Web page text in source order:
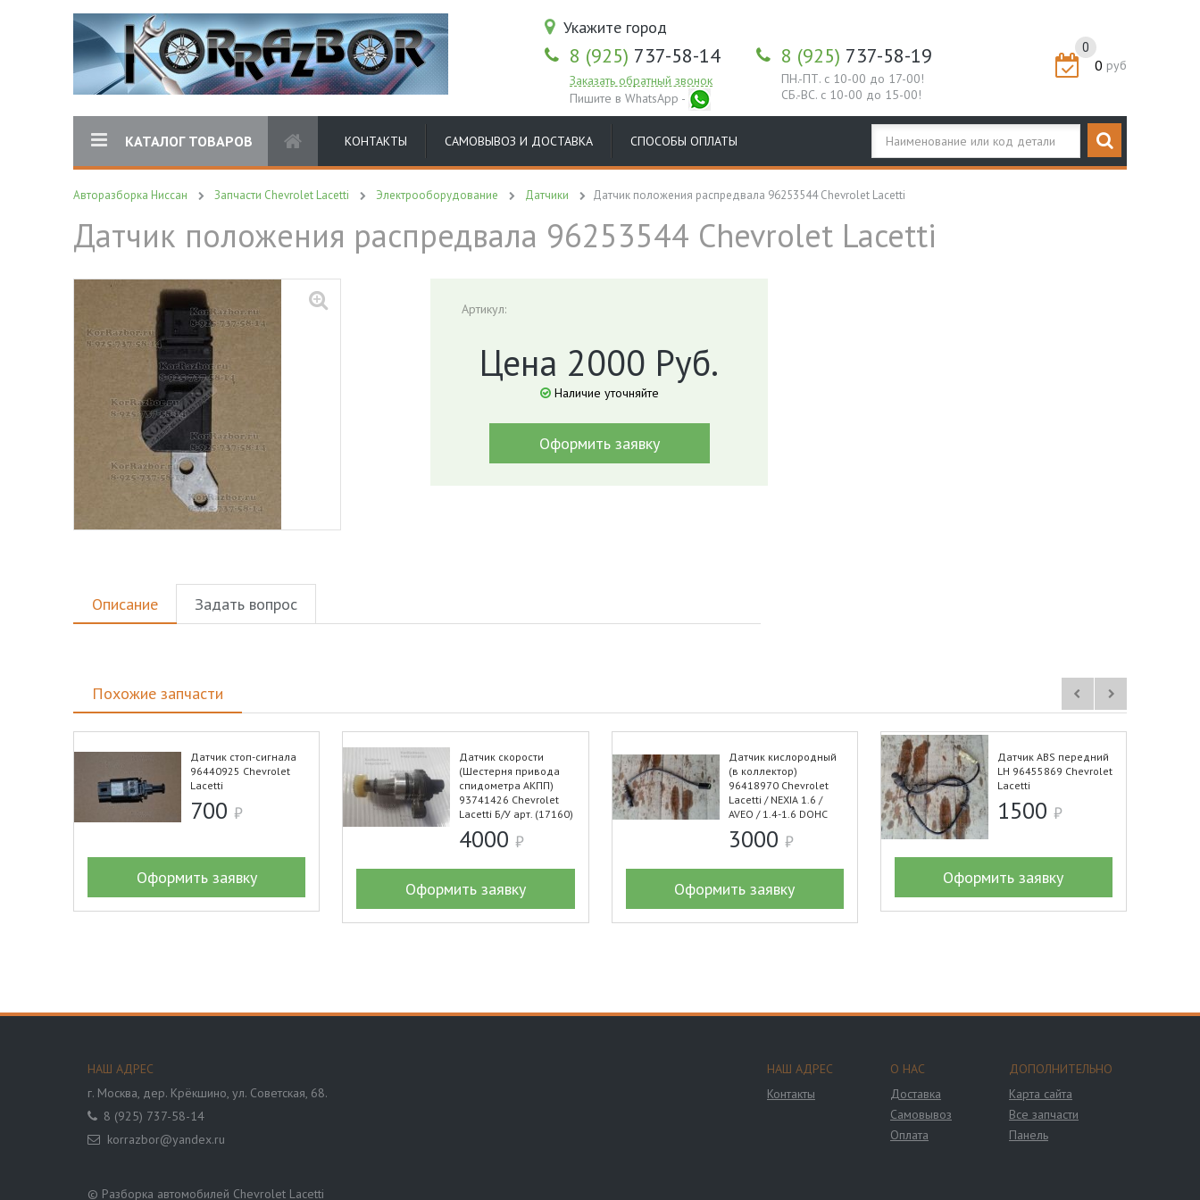
Укажите город
8 (925) 737-58-14
Заказать обратный звонок
Пишите в WhatsApp -
8 (925) 737-58-19
ПН.-ПТ. с 10-00 до 17-00!
СБ.-ВС. с 10-00 до 15-00!
0
0 руб
КАТАЛОГ ТОВАРОВ КОНТАКТЫ САМОВЫВОЗ И ДОСТАВКА СПОСОБЫ ОПЛАТЫ
Авторазборка Ниссан Запчасти Chevrolet Lacetti Электрооборудование Датчики Датчик положения распредвала 96253544 Chevrolet Lacetti
Датчик положения распредвала 96253544 Chevrolet Lacetti
Артикул:
Цена 2000 Руб.
Наличие уточняйте
Оформить заявку
Описание Задать вопрос
Похожие запчасти
Датчик стоп-сигнала
96440925 Chevrolet
Lacetti
700
Оформить заявку
Датчик скорости
(Шестерня привода
спидометра АКПП)
93741426 Chevrolet
Lacetti Б/У арт. (17160)
4000
Оформить заявку
Датчик кислородный
(в коллектор)
96418970 Chevrolet
Lacetti / NEXIA 1.6 /
AVEO / 1.4-1.6 DOHC
3000
Оформить заявку
Датчик ABS передний
LH 96455869 Chevrolet
Lacetti
1500
Оформить заявку
НАШ АДРЕС
г. Москва, дер. Крёкшино, ул. Советская, 68.
8 (925) 737-58-14
korrazbor@yandex.ru
НАШ АДРЕС
Контакты
О НАС
Доставка
Самовывоз
Оплата
ДОПОЛНИТЕЛЬНО
Карта сайта
Все запчасти
Панель
© Разборка автомобилей Chevrolet Lacetti